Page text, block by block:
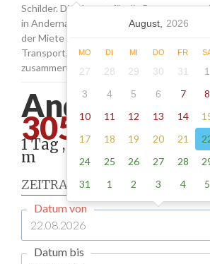
Schilder. Die Kosten für die Beantragung
in Andernach setzen sich aus den
der Miete für die Schilder sowie einer
Transport, das Aufstellen und Abholen der
zusammen.
Andernach -
305.00
1 Tag , Stellung gemäß
m
ZEITRAUM
Datum von
Datum bis
August, 2026
MO DI MI DO FR
27 28 29 30 31 1
3
4 5 6 7 8
10
11 12 13 14
17
18 19 20 21
24
25 26 27 28
31
1 2 3 4 5